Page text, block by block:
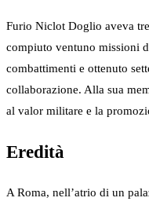
Furio Niclot Doglio aveva
compiuto ventuno missioni
combattimenti e ottenuto
collaborazione. Alla sua
al valor militare e la
Eredità
A Roma, nell’atrio di un